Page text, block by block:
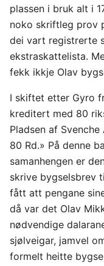
plassen i bruk alt i
noko skriftleg prov
dei vart registrerte
ekstraskattelista.
fekk ikkje Olav
I skiftet etter Gyro
kreditert med 80
Pladsen af
80 Rd.» På denne
samanhengen er
skrive bygselsbrev
fått att pengane
då var det Olav
nødvendige
sjølveigar, jamvel
formelt heitte